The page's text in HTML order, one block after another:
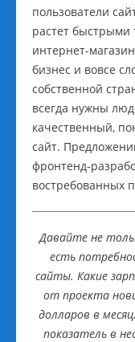
пользователи
растет быстрыми
интернет-
бизнес и вовсе
собственной
всегда нужны
качественный,
сайт.
фронтенд-
востребованных
Давайте не
есть
сайты. Какие
от проекта
долларов в
показатель в